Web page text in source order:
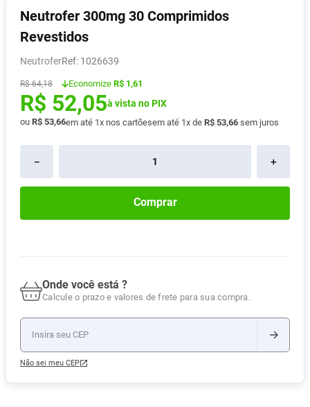
Neutrofer 300mg 30 Comprimidos
Revestidos
Neutrofer : 1026639
R$ 64,18 Economize R$ 1,61
R$ 52,05à vista no PIX
ou R$ 53,66em até 1x nos cartõesem até 1x de R$ 53,66 sem juros
＋
－
Comprar
Onde você está ?
Calcule o prazo e valores de frete para sua compra.
Não sei meu CEP
6º Shampoo
7º Desodorante
8º Pampers Confort Sec
9º Vitamina D
10 Soro Fisiológico